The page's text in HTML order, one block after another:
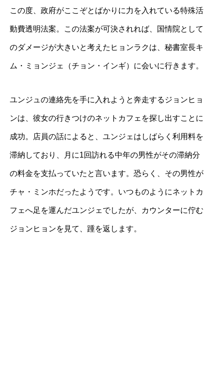
この度、政府がここぞとばかりに力を入れている特殊活
動費透明法案。この法案が可決されれば、国情院として
のダメージが大きいと考えたヒョンラクは、秘書室長キ
ム・ミョンジェ（チョン・インギ）に会いに行きます。
ユンジュの連絡先を手に入れようと奔走するジョンヒョ
ンは、彼女の行きつけのネットカフェを探し出すことに
成功。店員の話によると、ユンジェはしばらく利用料を
滞納しており、月に1回訪れる中年の男性がその滞納分
の料金を支払っていたと言います。恐らく、その男性が
チャ・ミンホだったようです。いつものようにネットカ
フェへ足を運んだユンジェでしたが、カウンターに佇む
ジョンヒョンを見て、踵を返します。